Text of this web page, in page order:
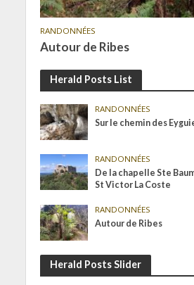
RANDONNÉES
Autour de Ribes
Herald Posts List
RANDONNÉES
Sur le chemin des
RANDONNÉES
De la chapelle Ste
St Victor La Coste
RANDONNÉES
Autour de Ribes
Herald Posts Slider